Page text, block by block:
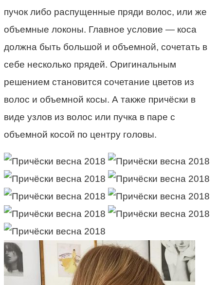
пучок либо распущенные пряди волос, или же
объемные локоны. Главное условие — коса
должна быть большой и объемной, сочетать в
себе несколько прядей. Оригинальным
решением становится сочетание цветов из
волос и объемной косы. А также причёски в
виде узлов из волос или пучка в паре с
объемной косой по центру головы.